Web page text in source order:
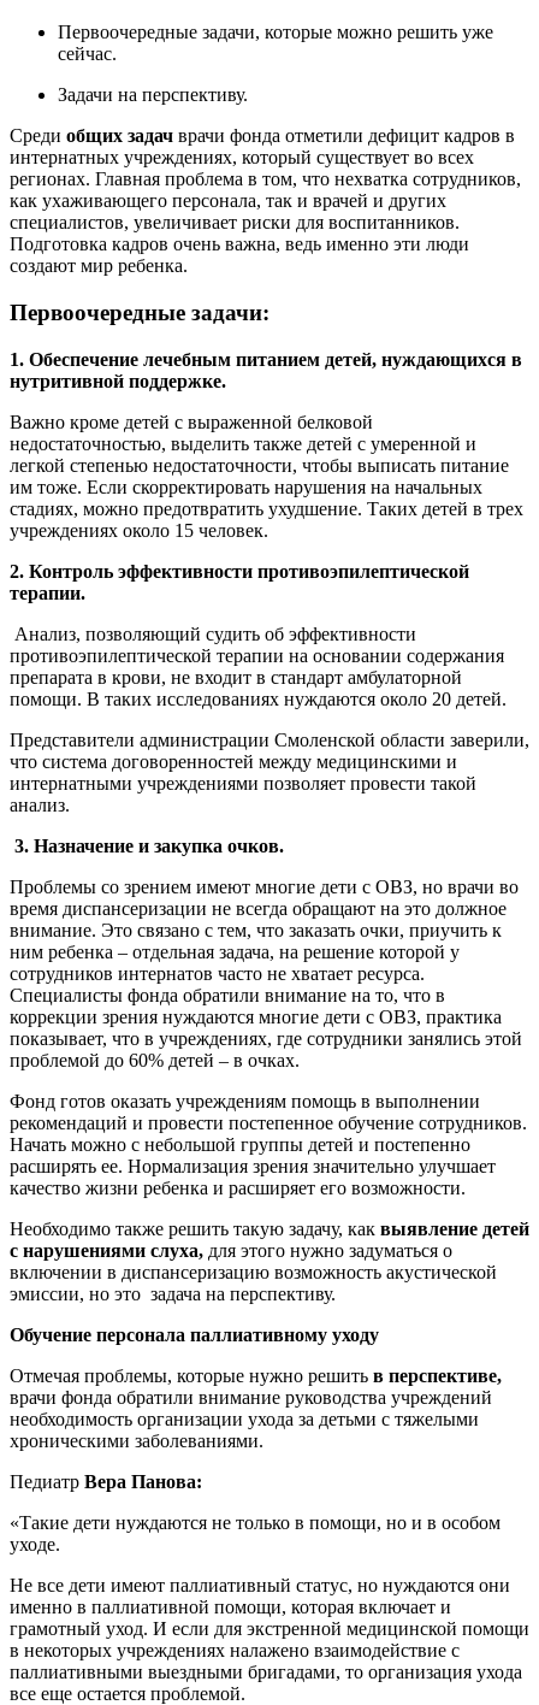
Первоочередные задачи, которые можно решить уже
сейчас.
Задачи на перспективу.
Среди общих задач врачи фонда отметили дефицит кадров в
интернатных учреждениях, который существует во всех
регионах. Главная проблема в том, что нехватка сотрудников,
как ухаживающего персонала, так и врачей и других
специалистов, увеличивает риски для воспитанников.
Подготовка кадров очень важна, ведь именно эти люди
создают мир ребенка.
Первоочередные задачи:
1. Обеспечение лечебным питанием детей, нуждающихся в
нутритивной поддержке.
Важно кроме детей с выраженной белковой
недостаточностью, выделить также детей с умеренной и
легкой степенью недостаточности, чтобы выписать питание
им тоже. Если скорректировать нарушения на начальных
стадиях, можно предотвратить ухудшение. Таких детей в трех
учреждениях около 15 человек.
2. Контроль эффективности противоэпилептической
терапии.
Анализ, позволяющий судить об эффективности
противоэпилептической терапии на основании содержания
препарата в крови, не входит в стандарт амбулаторной
помощи. В таких исследованиях нуждаются около 20 детей.
Представители администрации Смоленской области заверили,
что система договоренностей между медицинскими и
интернатными учреждениями позволяет провести такой
анализ.
3. Назначение и закупка очков.
Проблемы со зрением имеют многие дети с ОВЗ, но врачи во
время диспансеризации не всегда обращают на это должное
внимание. Это связано с тем, что заказать очки, приучить к
ним ребенка – отдельная задача, на решение которой у
сотрудников интернатов часто не хватает ресурса.
Специалисты фонда обратили внимание на то, что в
коррекции зрения нуждаются многие дети с ОВЗ, практика
показывает, что в учреждениях, где сотрудники занялись этой
проблемой до 60% детей – в очках.
Фонд готов оказать учреждениям помощь в выполнении
рекомендаций и провести постепенное обучение сотрудников.
Начать можно с небольшой группы детей и постепенно
расширять ее. Нормализация зрения значительно улучшает
качество жизни ребенка и расширяет его возможности.
Необходимо также решить такую задачу, как выявление детей
с нарушениями слуха, для этого нужно задуматься о
включении в диспансеризацию возможность акустической
эмиссии, но это задача на перспективу.
Обучение персонала паллиативному уходу
Отмечая проблемы, которые нужно решить в перспективе,
врачи фонда обратили внимание руководства учреждений
необходимость организации ухода за детьми с тяжелыми
хроническими заболеваниями.
Педиатр Вера Панова:
«Такие дети нуждаются не только в помощи, но и в особом
уходе.
Не все дети имеют паллиативный статус, но нуждаются они
именно в паллиативной помощи, которая включает и
грамотный уход. И если для экстренной медицинской помощи
в некоторых учреждениях налажено взаимодействие с
паллиативными выездными бригадами, то организация ухода
все еще остается проблемой.